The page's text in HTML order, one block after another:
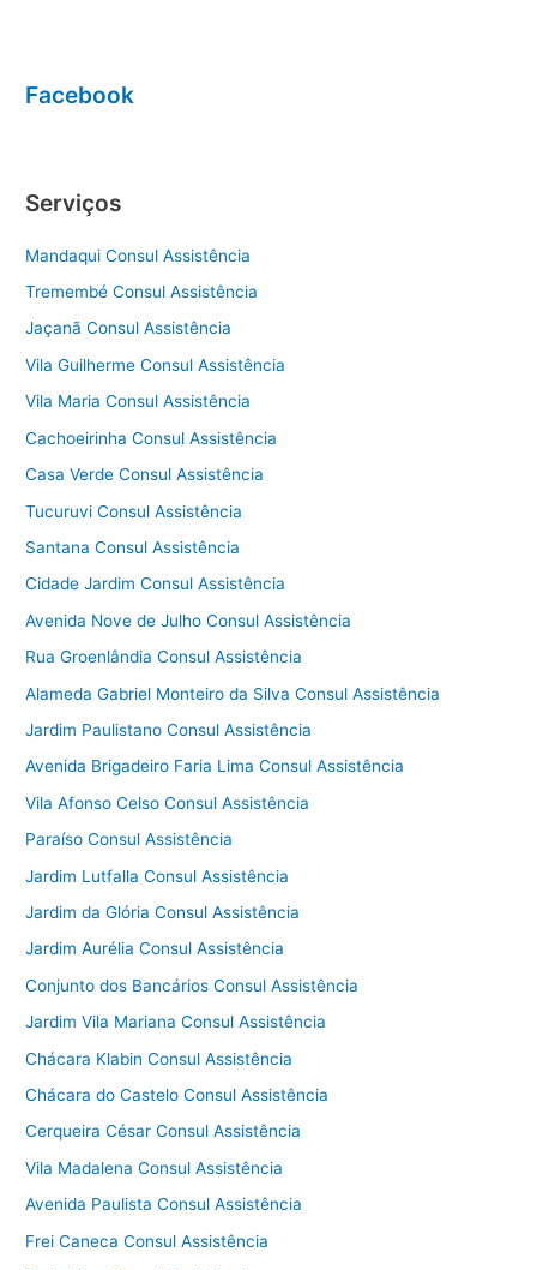
Facebook
Serviços
Mandaqui Consul Assistência
Tremembé Consul Assistência
Jaçanã Consul Assistência
Vila Guilherme Consul Assistência
Vila Maria Consul Assistência
Cachoeirinha Consul Assistência
Casa Verde Consul Assistência
Tucuruvi Consul Assistência
Santana Consul Assistência
Cidade Jardim Consul Assistência
Avenida Nove de Julho Consul Assistência
Rua Groenlândia Consul Assistência
Alameda Gabriel Monteiro da Silva Consul Assistência
Jardim Paulistano Consul Assistência
Avenida Brigadeiro Faria Lima Consul Assistência
Vila Afonso Celso Consul Assistência
Paraíso Consul Assistência
Jardim Lutfalla Consul Assistência
Jardim da Glória Consul Assistência
Jardim Aurélia Consul Assistência
Conjunto dos Bancários Consul Assistência
Jardim Vila Mariana Consul Assistência
Chácara Klabin Consul Assistência
Chácara do Castelo Consul Assistência
Cerqueira César Consul Assistência
Vila Madalena Consul Assistência
Avenida Paulista Consul Assistência
Frei Caneca Consul Assistência